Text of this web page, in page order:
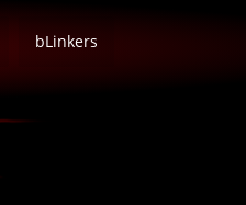
bLinkers